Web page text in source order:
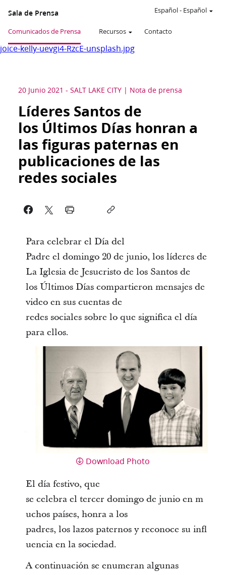
Sala de Prensa
Comunicados de Prensa Recursos Contacto
Español- Español
joice-kelly-uevgi4-RzcE-unsplash.jpg
20 Junio 2021 - SALT LAKE CITY Nota de prensa
Líderes Santos de
los Últimos Días honran a
las figuras paternas en
publicaciones de las
redes sociales
Para celebrar el Día del
Padre el domingo 20 de junio, los líderes de
La Iglesia de Jesucristo de los Santos de
los Últimos Días compartieron mensajes de
video en sus cuentas de
redes sociales sobre lo que significa el día
para ellos.
Download Photo
El día festivo, que
se celebra el tercer domingo de junio en m
uchos países, honra a los
padres, los lazos paternos y reconoce su infl
uencia en la sociedad.
A continuación se enumeran algunas